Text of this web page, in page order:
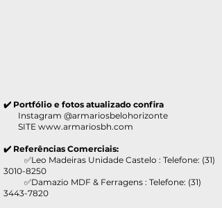
✔️ Portfólio e fotos atualizado confira
Instagram @armariosbelohorizonte
SITE www.armariosbh.com
✔️ Referências Comerciais:
✅Leo Madeiras Unidade Castelo : Telefone: (31)
3010-8250
✅Damazio MDF & Ferragens : Telefone: (31)
3443-7820